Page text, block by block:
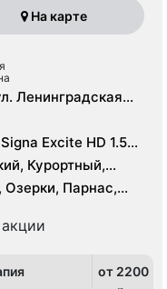
На карте
Ленинградская
Excite HD 1.5
КТ Philips
Курортный,
Озерки, Парнас,
от 2200